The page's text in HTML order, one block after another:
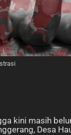
kini masih
Desa